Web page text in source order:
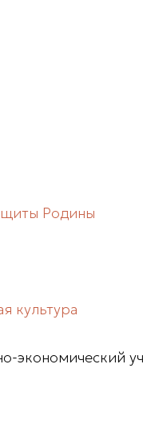
Родины
культура
экономический